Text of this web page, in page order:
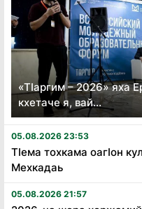
«Тӏаргим – 2026» яха
кхетаче я, вай...
05.08.2026 23:53
Тӏема тохкама оагӏон
Мехкадаь
05.08.2026 21:57